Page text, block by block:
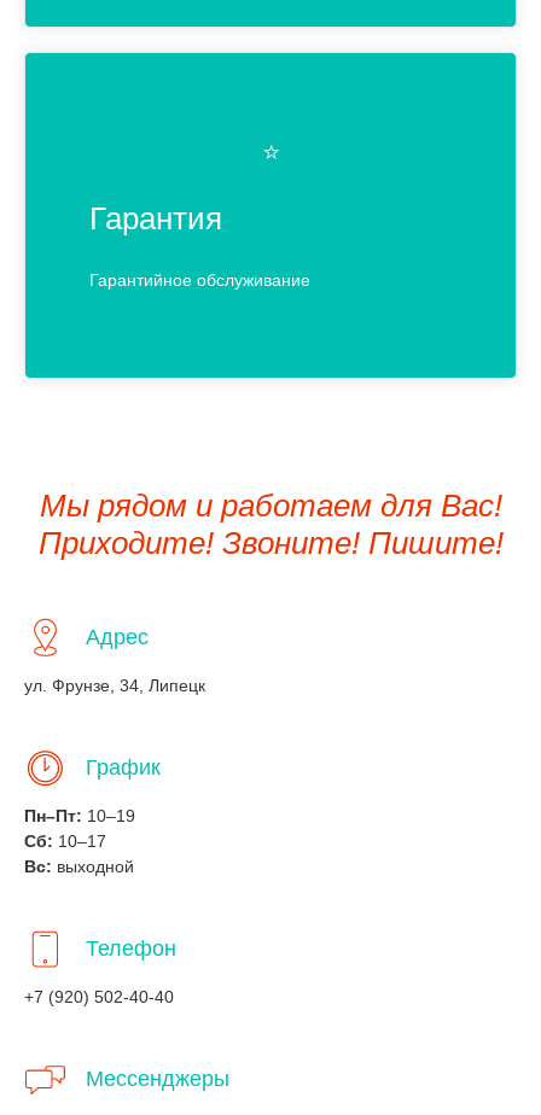
⭐️
Гарантия
Гарантийное обслуживание
Мы рядом и работаем для Вас!
Приходите! Звоните! Пишите!
Адрес
ул. Фрунзе, 34, Липецк
График
Пн–Пт: 10–19
Сб: 10–17
Вс: выходной
Телефон
+7 (920) 502-40-40
Мессенджеры